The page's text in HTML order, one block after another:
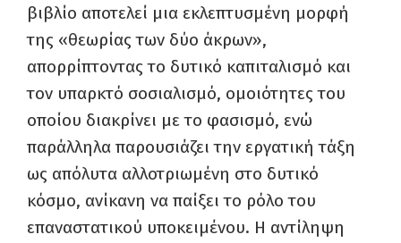
βιβλίο αποτελεί μια εκλεπτυσμένη μορφή
της «θεωρίας των δύο άκρων»,
απορρίπτοντας το δυτικό καπιταλισμό και
τον υπαρκτό σοσιαλισμό, ομοιότητες του
οποίου διακρίνει με το φασισμό, ενώ
παράλληλα παρουσιάζει την εργατική τάξη
ως απόλυτα αλλοτριωμένη στο δυτικό
κόσμο, ανίκανη να παίξει το ρόλο του
επαναστατικού υποκειμένου. Η αντίληψη